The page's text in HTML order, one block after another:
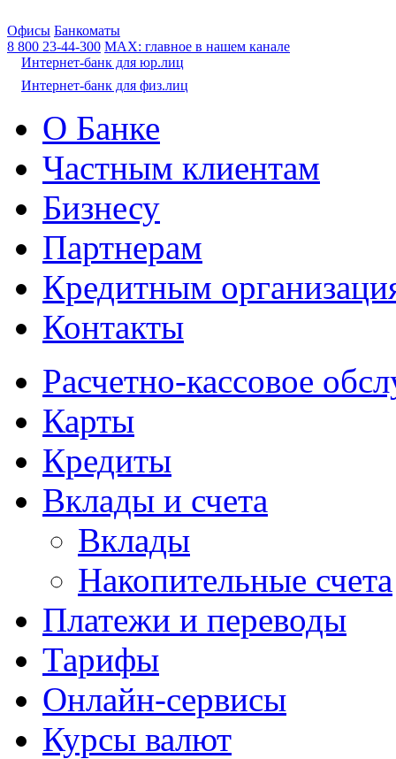
Офисы Банкоматы
8 800 23-44-300 МАХ: главное в нашем канале
Интернет-банк для юр.лиц
Интернет-банк для физ.лиц
О Банке
Частным клиентам
Бизнесу
Партнерам
Кредитным
Контакты
Расчетно-кассовое
Карты
Кредиты
Вклады и счета
Вклады
Накопительные счета
Платежи и переводы
Тарифы
Онлайн-сервисы
Курсы валют